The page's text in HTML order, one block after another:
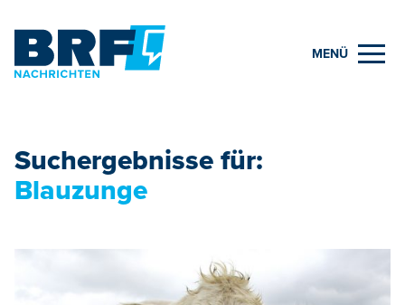
MENÜ
Suchergebnisse für:
Blauzunge